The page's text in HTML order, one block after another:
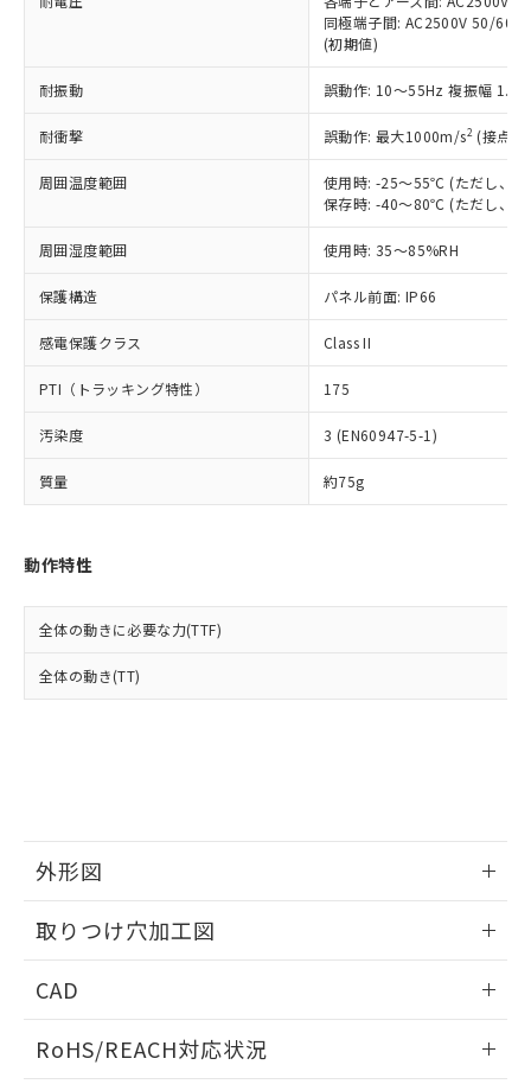
同極端子間: AC2500V 50/
(初期値)
耐振動 誤動作: 10～55Hz 複振幅
耐衝撃 誤動作: 最大1000m/s2 (接点
周囲温度範囲
使用時: -25～55℃ (ただし、氷
保存時: -40～80℃ (ただし、氷
周囲湿度範囲 使用時: 35～85%RH
保護構造 パネル前面: IP66
感電保護クラス Class II
PTI（トラッキング特性） 175
汚染度 3 (EN60947-5-1)
質量 約75g
動作特性
全体の動きに必要な力(TTF)
全体の動き(TT)
外形図
取りつけ穴加工図
CAD
ドすることができます。
RoHS/REACH対応状況
在庫状況および標準価格照会結果は、
記載している更新日時点での社内デー
タに基づき作成されるものであり、閲
覧された時点での実際の在庫および標
準価格とは異なる場合があることをご
正式な納期状況および標準価格はお客
様のお取引先、またはお客様担当のオ
ムロン制御機器販売店・当社販売員に
オムロン制御機器販売店や当社販売拠
販売ネットワーク
」をご確認
在庫状況および標準価格結果を当社の
事前の承諾なく第三者に漏洩または開
示しないようお願いします。
マイパーツ機能（部品リスト作成サー
ビス）をご利用いただくには、I-Web
メンバーズにご登録されている必要が
引・商談に必要な範囲で利用すること
をご了承ください。
※当社の共同利用者とは、
の共同利用に関して"
の「1.共同利
むを得ず変更することがあります。
六価クロム(Cr(Ⅵ)) 1000ppm以下、ポリ臭化ビフェニル
類(PBB) 1000ppm以下、ポリ臭化ジフェニルエーテル類
(PBDE) 1000ppm以下、フタル酸ビス(2-エチルヘキシ
ル) (DEHP)(別名：DOP) 1000ppm以下、フタル酸ブチ
ルベンジル（BBP） 1000ppm以下、フタル酸ジブチル
（DBP） 1000ppm以下、フタル酸ジイソブチル
適用除外項目は除く。
フタル酸エステル類の４物質については閾値を超える意
図的な使用がないことを確認しています。
部品在庫の切り替え状況などにより、予定
月が前後することがあります。
とができます。
51物質の非含有証明書（当社基準）
欄に対応日を記載しておりました。
既に当社にて対応品への在庫切替を完了
していることから、特段のことがない限
り、2022年1月12日より割愛しておりま
す。
「－」：未確認です。当社販売部門へお問
*中国RoHS10物質の基準値 (GB/T26572)：
Pb(鉛) :1000ppm、 Hg(水銀) : 1000ppm、 Cd(カドミウ
Cr(Ⅵ)(六価クロム) : 1000ppm、 PBBs(ポリ臭化ビフェ
DBP(フタル酸ジブチル) : 1000ppm、 DIBP(フタル酸ジ
イソブチル) : 1000ppm、 BBP(フタル酸ブチルベンジ
DEHP(フタル酸ビス(2-エチルヘキシル)) : 1000ppm
※2 環境保護使用期限
「ｅ」：有害物質（10物質）のすべてが基
準値以下であることを示します。
「10」：通常の使用状況下において有害物
質が外部に漏えいし、環境に深刻な影響を
及ぼさない年数を意味します。
「－」：未確認です。当社販売部門へお問
い合わせください。
為替および外国貿易法に定める商品
（以下｢規制貨物等」という）を輸出
または国外への提供する場合は、日本
国政府の輸出許可(または役務取引許
可)を取得するなどの必要な手続きを
当社は規制貨物を破棄する場合は、完
全に破砕するなど、違法に輸出されな
いよう必要な手段を講じます。
当社は貴社製品を、核兵器、ミサイ
ル、化学兵器、生物兵器またはその他
武器並びにこれらの製造装置等に一切
当社は、貴社製品を第三者に販売する
場合は、上記1、2および3の内容を当
該第三者に通知します。また当社は、
販売先および販売に係わる関係者が違
法に輸出するおそれがある場合は、取
り引きをいたしません。
一定数以上の在庫あり
一定数には満たないが在庫あり
在庫なし(最新の在庫状況につ
いては、お客様のお取引先、ま
たはお客様担当のオムロン制御
機器販売店・当社販売員にご確
受注生産機種、また在庫状況の
情報を公開していない機種